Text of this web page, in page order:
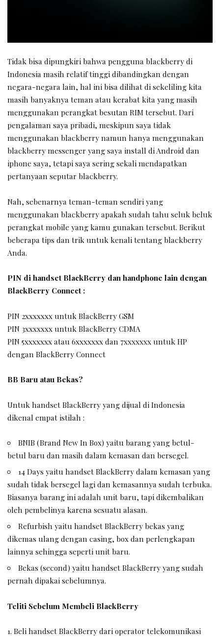
Tidak bisa dipungkiri bahwa pengguna blackberry di
Indonesia masih relatif tinggi dibandingkan dengan
negara-negara lain, hal ini bisa dilihat di sekeliling kita
masih banyaknya teman atau kerabat kita yang masih
menggunakan perangkat besutan RIM tersebut. Dari
pengalaman saya pribadi, meskipun saya tidak
menggunakan blackberry namun hanya menggunakan
blackberry messenger yang saya install di Android dan
iphone saya, tetapi saya sering sekali mendapatkan
pertanyaan seputar blackberry.
Nah, sebenarnya teman-teman sendiri yang
menggunakan blackberry apakah sudah tahu seluk beluk
perangkat mobile yang kamu gunakan tersebut. Berikut
beberapa tips dan trik untuk kenali tentang blackberry
Anda.
PIN di handset BlackBerry dan handphone lain dengan
BlackBerry Connect :
PIN 2xxxxxxx untuk BlackBerry GSM
PIN 3xxxxxxx untuk BlackBerry CDMA
PIN 5xxxxxxx atau 6xxxxxxx dan 7xxxxxxx untuk HP
dengan BlackBerry Connect
BB Baru atau Bekas?
Untuk handset BlackBerry yang dijual di Indonesia
dikenal empat istilah :
BNIB (Brand New In Box) yaitu barang yang betul-
betul baru dan masih dalam kemasan dan bersegel.
14 Days yaitu handset BlackBerry dalam kemasan yang
sudah tidak bersegel lagi dan kemasannya sudah terbuka.
Biasanya barang ini adalah unit baru, tapi dikembalikan
oleh pembelinya karena sesuatu alasan.
Refurbish yaitu handset BlackBerry bekas yang
dikemas ulang dengan casing, box dan perlengkapan
lainnya sehingga seperti unit baru.
Bekas (second) yaitu handset BlackBerry yang sudah
pernah dipakai sebelumnya.
Teliti Sebelum Membeli BlackBerry
Beli handset BlackBerry dari operator telekomunikasi